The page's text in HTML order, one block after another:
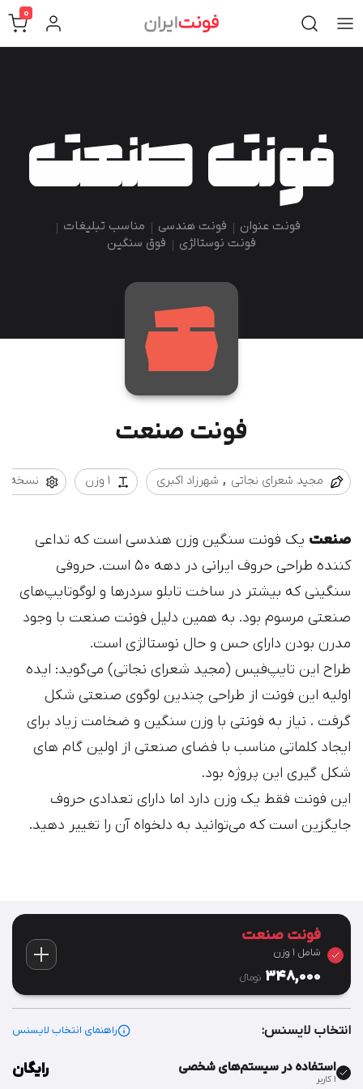
0
فونت عنوان فونت هندسی
مناسب تبلیغات
فونت نوستالژی
فوق سنگین
فونت صنعت
مجید شعرای نجاتی شهرزاد اکبری 1 وزن نسخه 1.0
صنعت یک فونت سنگین وزن هندسی است که تداعی
کننده طراحی حروف‌ ایرانی در دهه ۵۰ است. حروفی
سنگینی که بیشتر در ساخت تابلو سردر‌ها و لوگوتایپ‌های
صنعتی مرسوم بود. به همین دلیل فونت صنعت با وجود
مدرن بودن دارای حس و حال نوستالژی است.
طراح این تایپ‌فیس (مجید شعرای نجاتی) می‌گوید: ایده
اولیه این فونت از طراحی چندین لوگوی صنعتی شکل
گرفت . نیاز به فونتی با وزن سنگین و ضخامت زیاد برای
ایجاد کلماتی مناسب با فضای صنعتی از اولین گام های
شکل گیری این پروژه بود.
این فونت فقط یک وزن دارد اما دارای تعدادی حروف
جایگزین است که می‌توانید به دلخواه آن را تغییر دهید.
فونت صنعت
شامل 1 وزن
348,000 تومان‫ء‬
انتخاب لایسنس: راهنمای انتخاب لایسنس
استفاده در سیستم‌های شخصی
۱ کاربر
رایگان